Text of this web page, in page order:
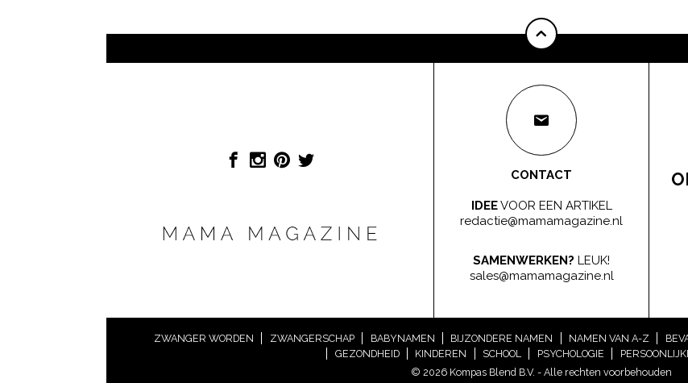
CONTACT
IDEEVOOR EEN ARTIKEL
redactie@mamamagazine.nl
SAMENWERKEN? LEUK!
sales@mamamagazine.nl
ZWANGER WORDEN ZWANGERSCHAP BABYNAMEN BIJZONDERE NAMEN NAMEN VAN A-Z
GEZONDHEID
KINDEREN SCHOOL PSYCHOLOGIE
© 2026 Kompas Blend B.V. - Alle rechten voorbehouden